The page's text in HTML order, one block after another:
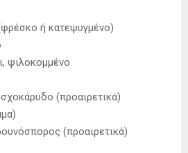
ή κατεψυγμένο)
ψιλοκομμένο
(προαιρετικά)
(προαιρετικά)